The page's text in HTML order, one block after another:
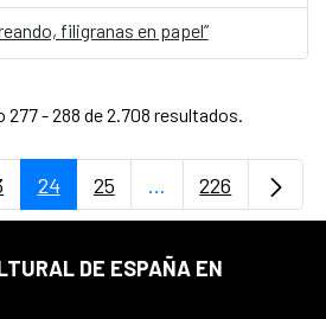
filigranas en papel”
- 288 de 2.708 resultados.
intermedias Use TAB para
Página
24 Página
25 ...PáginasPágina
226
DE ESPAÑA EN